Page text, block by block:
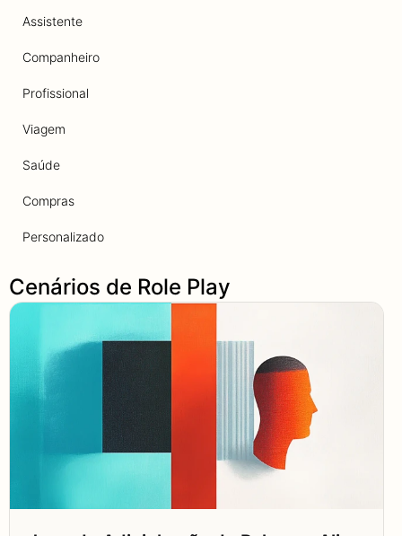
Assistente
Companheiro
Profissional
Viagem
Saúde
Compras
Personalizado
Cenários de Role Play